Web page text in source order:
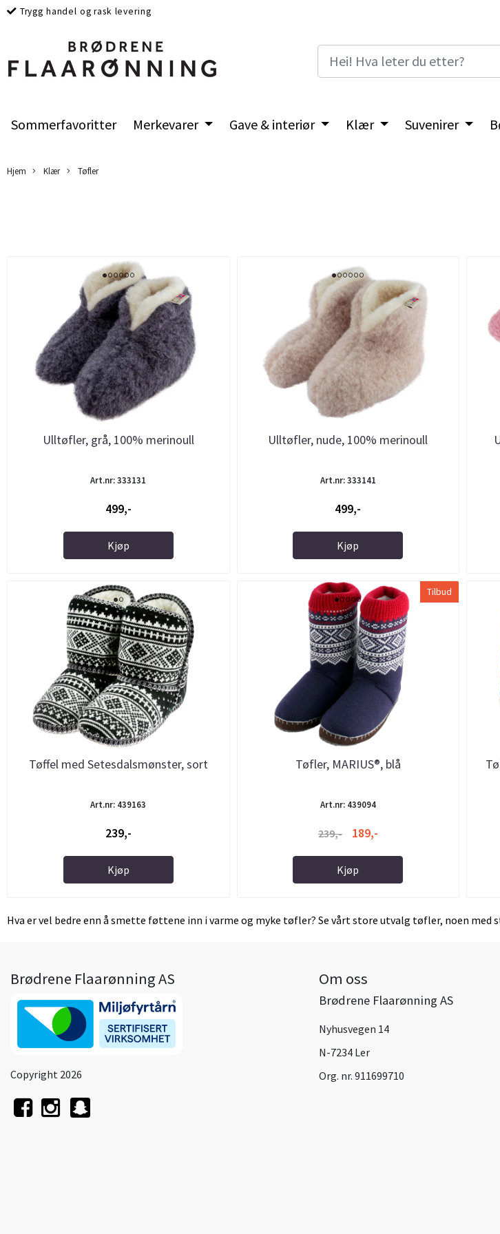
Trygg handel og rask levering
Sommerfavoritter Merkevarer Gave & interiør Klær Suvenirer
Hjem Klær Tøfler
Ulltøfler, grå, 100% merinoull
Art.nr: 333131
499,-
Kjøp
Ulltøfler, nude, 100% merinoull
Art.nr: 333141
499,-
Kjøp
Tøffel med Setesdalsmønster, sort
Art.nr: 439163
239,-
Kjøp
Tilbud
Tøfler, MARIUS®, blå
Art.nr: 439094
239,- 189,-
Kjøp
Hva er vel bedre enn å smette føttene inn i varme og myke tøfler? Se vårt store utvalg tøfler, noen med
Brødrene Flaarønning AS
Copyright 2026
Om oss
Brødrene Flaarønning AS
Nyhusvegen 14
N-7234 Ler
Org. nr. 911699710